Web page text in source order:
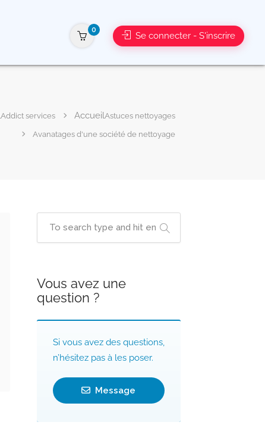
0
Se connecter - S'inscrire
Addict services Astuces nettoyages
Avanatages d'une société de nettoyage
Vous avez une
question ?
Si vous avez des questions,
n’hésitez pas à les poser.
Message